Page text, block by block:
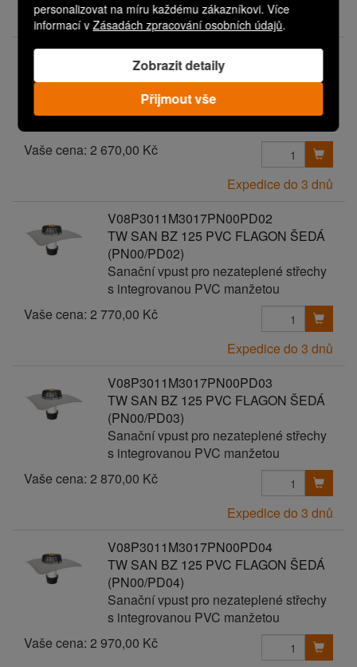
personalizovat na míru každému zákazníkovi. Více
informací vZásadách zpracování osobních údajů.
Zobrazit detaily
Přijmout vše
Expedice do 3 dnů
V08P3011M3017PN00PD01
TW SAN BZ 125 PVC FLAGON ŠEDÁ
Sanační vpust pro nezateplené střechy
Vaše cena: 2 670,00 Kč
Expedice do 3 dnů
V08P3011M3017PN00PD02
TW SAN BZ 125 PVC FLAGON ŠEDÁ
(PN00/PD02)
Sanační vpust pro nezateplené střechy
s integrovanou PVC manžetou
Vaše cena: 2 770,00 Kč
Expedice do 3 dnů
V08P3011M3017PN00PD03
TW SAN BZ 125 PVC FLAGON ŠEDÁ
(PN00/PD03)
Sanační vpust pro nezateplené střechy
s integrovanou PVC manžetou
Vaše cena: 2 870,00 Kč
Expedice do 3 dnů
V08P3011M3017PN00PD04
TW SAN BZ 125 PVC FLAGON ŠEDÁ
(PN00/PD04)
Sanační vpust pro nezateplené střechy
s integrovanou PVC manžetou
Vaše cena: 2 970,00 Kč